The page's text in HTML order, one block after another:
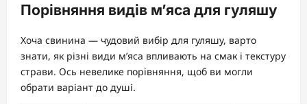
Порівняння видів м’яса для гуляшу
Хоча свинина — чудовий вибір для гуляшу, варто
знати, як різні види м’яса впливають на смак і текстуру
страви. Ось невелике порівняння, щоб ви могли
обрати варіант до душі.